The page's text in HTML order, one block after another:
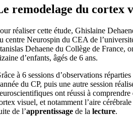
remodelage du cortex
réaliser cette étude, Ghislaine
centre Neurospin du CEA de
Dehaene du Collège de France,
d’enfants, âgés de 6 ans.
à 6 sessions d’observations
du CP, puis une autre session
ont réussi à
visuel, et notamment l’aire cérébrale
de l’apprentissagede la lecture.